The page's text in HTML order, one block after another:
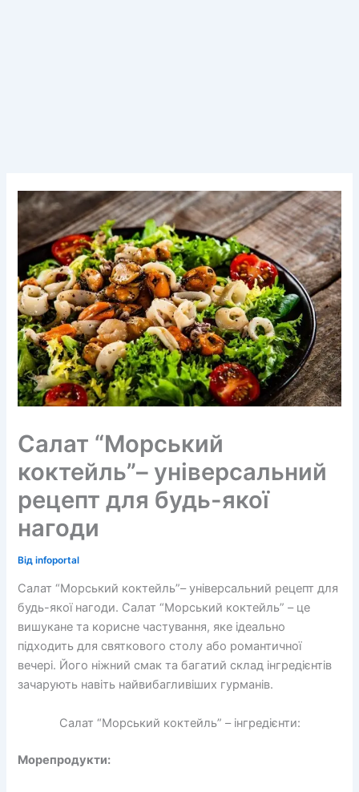
Салат “Морський
коктейль”– універсальний
рецепт для будь-якої
нагоди
Відinfoportal
Салат “Морський коктейль”– універсальний рецепт для
будь-якої нагоди. Салат “Морський коктейль” – це
вишукане та корисне частування, яке ідеально
підходить для святкового столу або романтичної
вечері. Його ніжний смак та багатий склад інгредієнтів
зачарують навіть найвибагливіших гурманів.
Салат “Морський коктейль” – інгредієнти:
Морепродукти: